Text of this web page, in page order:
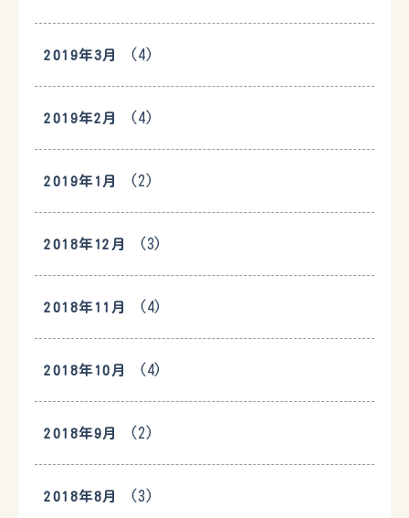
2019年3月 (4)
2019年2月 (4)
2019年1月 (2)
2018年12月 (3)
2018年11月 (4)
2018年10月 (4)
2018年9月 (2)
2018年8月 (3)